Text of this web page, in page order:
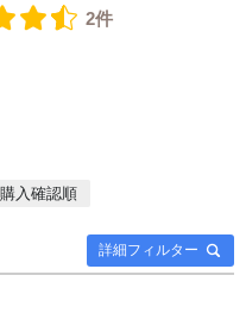
2件
詳細フィルター
購入確認順